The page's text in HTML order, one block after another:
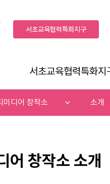
서초교육협력특화지구
서초교육협력특화지
미디어 창작소 소개
어 창작소 소개